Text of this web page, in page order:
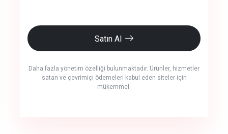
Satın Al
Daha fazla yönetim özelliği bulunmaktadır. Ürünler, hizmetler
satan ve çevrimiçi ödemeleri kabul eden siteler için
mükemmel.